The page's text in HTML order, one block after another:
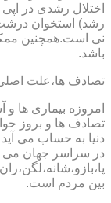
اختلال رشدی در
رشد) استخوان
نی است.همچنین
باشد.
تصادف ها،علت
امروزه بیماری ها و
تصادف ها و بروز
دنیا به حساب می
در سراسر جهان می
بین مردم است.